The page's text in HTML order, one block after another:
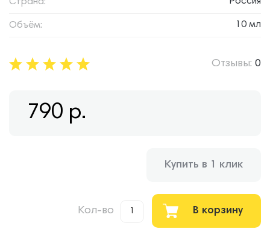
Объём: 10 мл
Отзывы: 0
790 р.
Купить в 1 клик
Кол-во В корзину